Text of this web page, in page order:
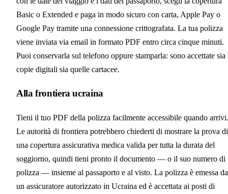
Basic o Extended e paga in modo sicuro con carta, Apple Pay o
Google Pay tramite una connessione crittografata. La tua polizza
viene inviata via email in formato PDF entro circa cinque minuti.
Puoi conservarla sul telefono oppure stamparla: sono accettate sia
copie digitali sia quelle cartacee.
Alla frontiera ucraina
Tieni il tuo PDF della polizza facilmente accessibile quando arrivi.
Le autorità di frontiera potrebbero chiederti di mostrare la prova di
una copertura assicurativa medica valida per tutta la durata del
soggiorno, quindi tieni pronto il documento — o il suo numero di
polizza — insieme al passaporto e al visto. La polizza è emessa da
un assicuratore autorizzato in Ucraina ed è accettata ai posti di